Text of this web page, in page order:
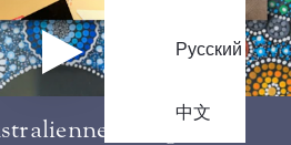
Русский
中文
souligne